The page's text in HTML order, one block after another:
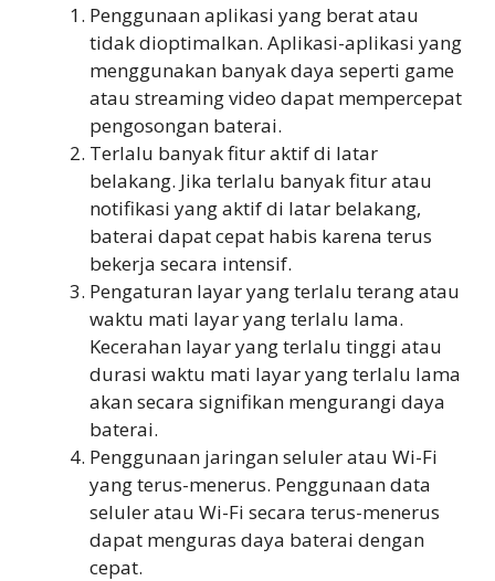
Penggunaan aplikasi yang berat atau
tidak dioptimalkan. Aplikasi-aplikasi yang
menggunakan banyak daya seperti game
atau streaming video dapat mempercepat
pengosongan baterai.
Terlalu banyak fitur aktif di latar
belakang. Jika terlalu banyak fitur atau
notifikasi yang aktif di latar belakang,
baterai dapat cepat habis karena terus
bekerja secara intensif.
Pengaturan layar yang terlalu terang atau
waktu mati layar yang terlalu lama.
Kecerahan layar yang terlalu tinggi atau
durasi waktu mati layar yang terlalu lama
akan secara signifikan mengurangi daya
baterai.
Penggunaan jaringan seluler atau Wi-Fi
yang terus-menerus. Penggunaan data
seluler atau Wi-Fi secara terus-menerus
dapat menguras daya baterai dengan
cepat.